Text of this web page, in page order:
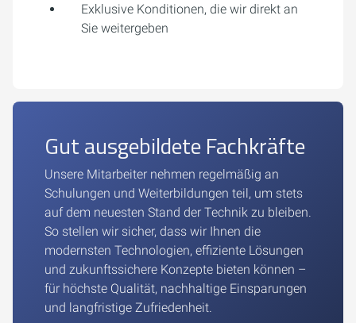
Exklusive Konditionen, die wir direkt an
Sie weitergeben
Gut ausgebildete Fachkräfte
Unsere Mitarbeiter nehmen regelmäßig an
Schulungen und Weiterbildungen teil, um stets
auf dem neuesten Stand der Technik zu bleiben.
So stellen wir sicher, dass wir Ihnen die
modernsten Technologien, effiziente Lösungen
und zukunftssichere Konzepte bieten können –
für höchste Qualität, nachhaltige Einsparungen
und langfristige Zufriedenheit.